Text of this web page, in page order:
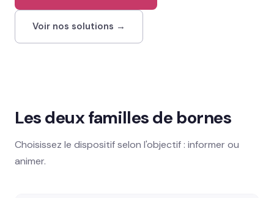
Voir nos solutions →
Les deux familles de bornes
Choisissez le dispositif selon l'objectif : informer ou
animer.